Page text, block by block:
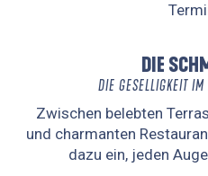
DIE
DIE GESELLIGKEIT IM
Zwischen belebten
und charmanten
dazu ein, jeden